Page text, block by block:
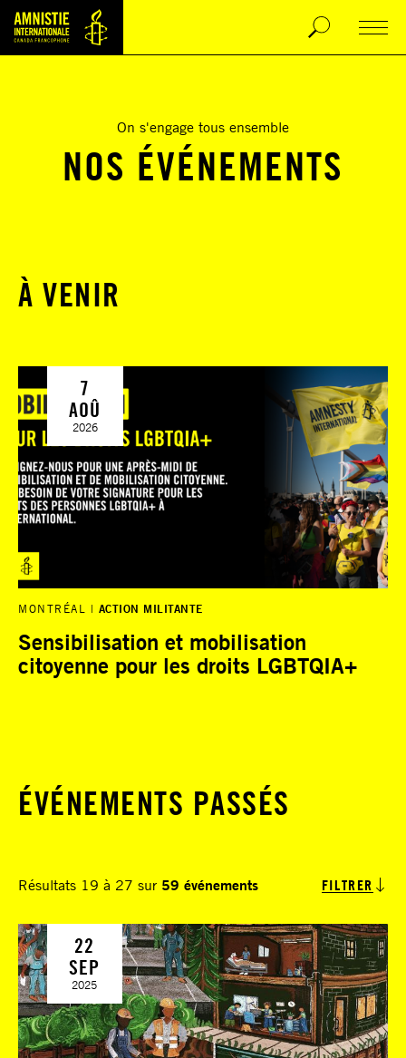
On s'engage tous ensemble
NOS ÉVÉNEMENTS
À VENIR
7
AOÛ
2026
MONTRÉAL ACTION MILITANTE
Sensibilisation et mobilisation
citoyenne pour les droits LGBTQIA+
ÉVÉNEMENTS PASSÉS
Résultats 19 à 27 sur 59 événements FILTRER
22
SEP
2025